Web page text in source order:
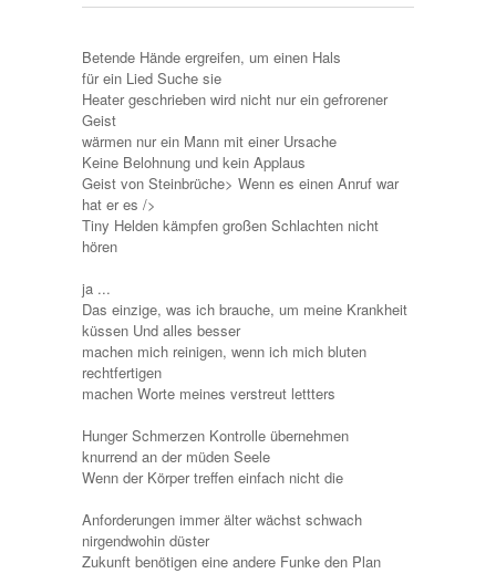
Betende Hände ergreifen, um einen Hals
für ein Lied Suche sie
Heater geschrieben wird nicht nur ein gefrorener
Geist
wärmen nur ein Mann mit einer Ursache
Keine Belohnung und kein Applaus
Geist von Steinbrüche> Wenn es einen Anruf war
hat er es />
Tiny Helden kämpfen großen Schlachten nicht
hören
ja ...
Das einzige, was ich brauche, um meine Krankheit
küssen Und alles besser
machen mich reinigen, wenn ich mich bluten
rechtfertigen
machen Worte meines verstreut lettters
Hunger Schmerzen Kontrolle übernehmen
knurrend an der müden Seele
Wenn der Körper treffen einfach nicht die
Anforderungen immer älter wächst schwach
nirgendwohin düster
Zukunft benötigen eine andere Funke den Plan